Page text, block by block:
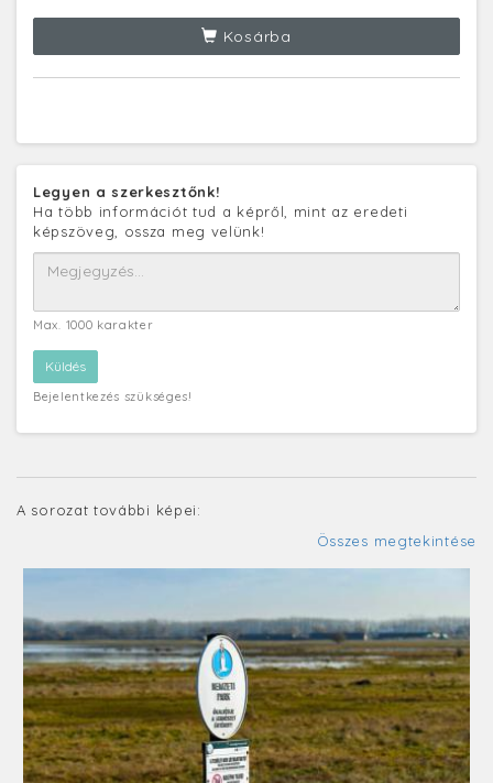
Kosárba
Legyen a szerkesztőnk!
Ha több információt tud a képről, mint az eredeti
képszöveg, ossza meg velünk!
Max. 1000 karakter
Bejelentkezés szükséges!
A sorozat további képei:
Összes megtekintése